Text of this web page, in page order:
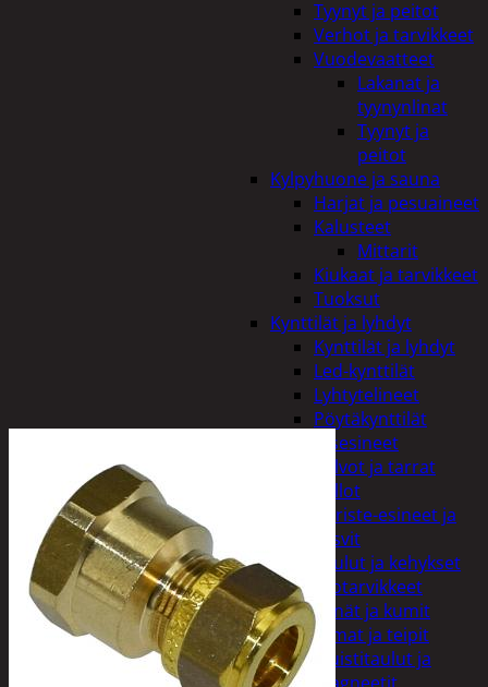
Tyynyt ja peitot
Verhot ja tarvikkeet
Vuodevaatteet
Lakanat ja
tyynynlinat
Tyynyt ja
peitot
Kylpyhuone ja sauna
Harjat ja pesuaineet
Kalusteet
Mittarit
Kiukaat ja tarvikkeet
Tuoksut
Kynttilät ja lyhdyt
Kynttilät ja lyhdyt
Led-kynttilät
Lyhtytelineet
Pöytäkynttilät
Sisustusesineet
Kalvot ja tarrat
Kellot
Koriste-esineet ja
kasvit
Taulut ja kehykset
Toimistotarvikkeet
Kynät ja kumit
Liimat ja teipit
Muistitaulut ja